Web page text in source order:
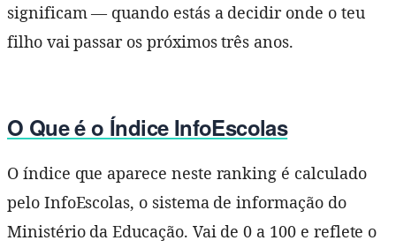
significam — quando estás a decidir onde o teu
filho vai passar os próximos três anos.
O Que é o Índice InfoEscolas
O índice que aparece neste ranking é calculado
pelo InfoEscolas, o sistema de informação do
Ministério da Educação. Vai de 0 a 100 e reflete o